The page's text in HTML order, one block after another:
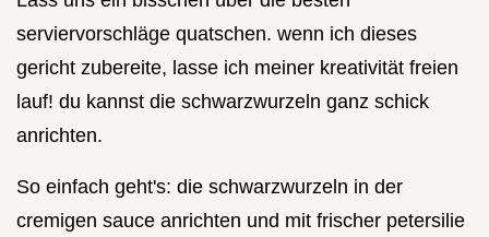
serviervorschläge quatschen. wenn ich dieses
gericht zubereite, lasse ich meiner kreativität freien
lauf! du kannst die schwarzwurzeln ganz schick
anrichten.
So einfach geht's: die schwarzwurzeln in der
cremigen sauce anrichten und mit frischer petersilie